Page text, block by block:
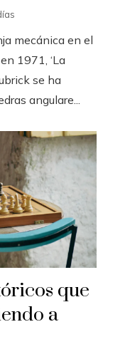
mecánica en el
1971, ‘La
se ha
angulare...
que
a